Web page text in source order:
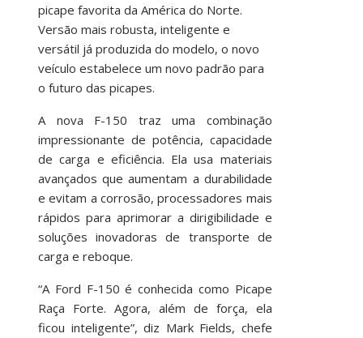
picape favorita da América do Norte.
Versão mais robusta, inteligente e
versátil já produzida do modelo, o novo
veículo estabelece um novo padrão para
o futuro das picapes.
A nova F-150 traz uma combinação
impressionante de potência, capacidade
de carga e eficiência. Ela usa materiais
avançados que aumentam a durabilidade
e evitam a corrosão, processadores mais
rápidos para aprimorar a dirigibilidade e
soluções inovadoras de transporte de
carga e reboque.
“A Ford F-150 é conhecida como Picape
Raça Forte. Agora, além de força, ela
ficou inteligente”, diz Mark Fields, chefe